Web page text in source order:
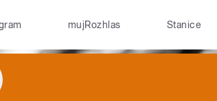
mujRozhlas Stanice